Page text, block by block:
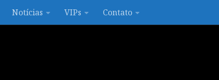
Notícias VIPs Contato